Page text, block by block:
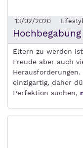
13/02/2020
Eltern zu werden
Freude aber auch
einzigartig, daher
Perfektion suchen,